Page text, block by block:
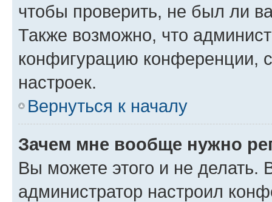
чтобы проверить, не был ли
Также возможно, что
конфигурацию конференции,
настроек.
Вернуться к началу
Зачем мне вообще нужно
Вы можете этого и не делать.
администратор настроил